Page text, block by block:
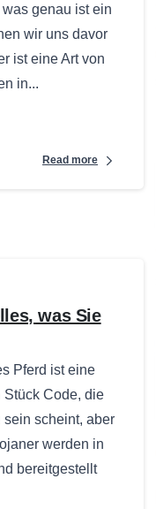
genau ist ein
wir uns davor
ist eine Art von
in...
Read more
was Sie
Pferd ist eine
Stück Code, die
sein scheint, aber
werden in
bereitgestellt